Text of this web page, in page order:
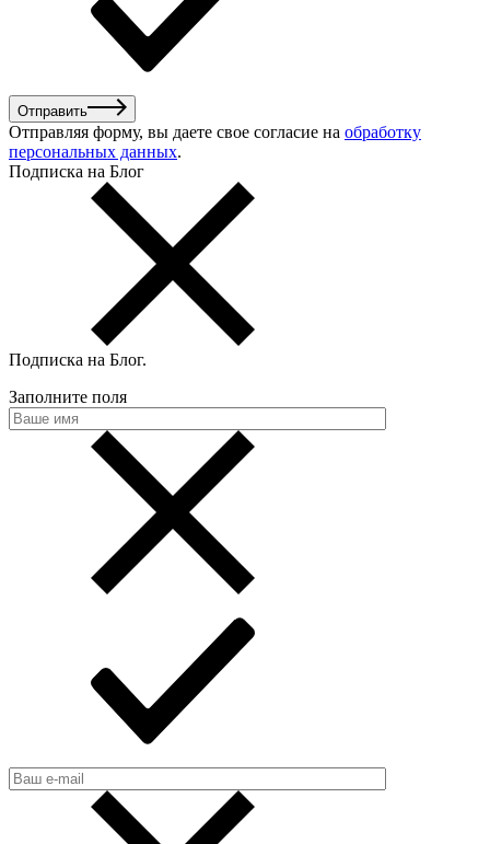
Отправить
Отправляя форму, вы даете свое согласие на обработку
персональных данных.
Подписка на Блог
Подписка на Блог.
Заполните поля